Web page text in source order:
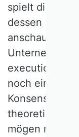
spielt die
dessen
execution“
noch eine
Konsens
theoretischen
mögen